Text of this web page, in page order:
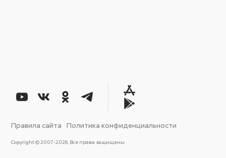
Правила сайта Политика конфиденциальности
Copyright © 2007-2026, Все права защищены